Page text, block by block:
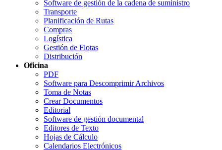
Software de gestión de la cadena de suministro
Transporte
Planificación de Rutas
Compras
Logística
Gestión de Flotas
Distribución
Oficina
PDF
Software para Descomprimir Archivos
Toma de Notas
Crear Documentos
Editorial
Software de gestión documental
Editores de Texto
Hojas de Cálculo
Calendarios Electrónicos